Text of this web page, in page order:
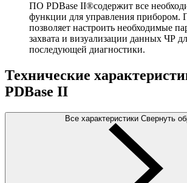
ПО PDBase II®содержит все
функции для управления прибором.
позволяет настроить необходимые
захвата и визуализации данных ЧР
последующей диагностики.
Технические
PDBase II
Все характеристики Свернуть